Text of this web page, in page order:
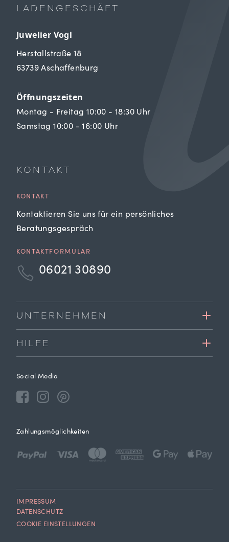
LADENGESCHÄFT
Juwelier Vogl
Herstallstraße 18
63739 Aschaffenburg
Öffnungszeiten
Montag - Freitag 10:00 - 18:30 Uhr
Samstag 10:00 - 16:00 Uhr
KONTAKT
KONTAKT
Kontaktieren Sie uns für ein persönliches
Beratungsgespräch
KONTAKTFORMULAR
06021 30890
UNTERNEHMEN
HILFE
Social Media
Zahlungsmöglichkeiten
IMPRESSUM
DATENSCHUTZ
COOKIE EINSTELLUNGEN